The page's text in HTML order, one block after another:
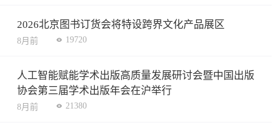
2026北京图书订货会将特设跨界文化产品展区
8月前 19720
人工智能赋能学术出版高质量发展研讨会暨中国出版
协会第三届学术出版年会在沪举行
8月前 21380